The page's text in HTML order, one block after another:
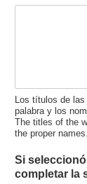
Los títulos de
palabra y los
The titles of the
the proper
Si
completar la